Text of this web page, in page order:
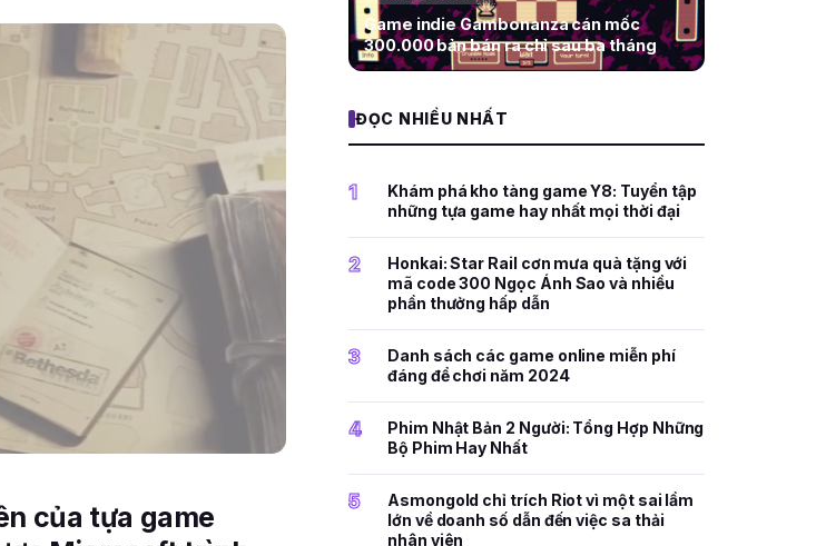
của tựa game
Game indie Gambonanza cán mốc
300.000 bản bán ra chỉ sau ba tháng
ĐỌC NHIỀU NHẤT
1
Khám phá kho tàng game Y8: Tuyển tập
những tựa game hay nhất mọi thời đại
2
Honkai: Star Rail cơn mưa quà tặng với
mã code 300 Ngọc Ánh Sao và nhiều
phần thưởng hấp dẫn
3
Danh sách các game online miễn phí
đáng để chơi năm 2024
4
Phim Nhật Bản 2 Người: Tổng Hợp Những
Bộ Phim Hay Nhất
5
Asmongold chỉ trích Riot vì một sai lầm
lớn về doanh số dẫn đến việc sa thải
nhân viên